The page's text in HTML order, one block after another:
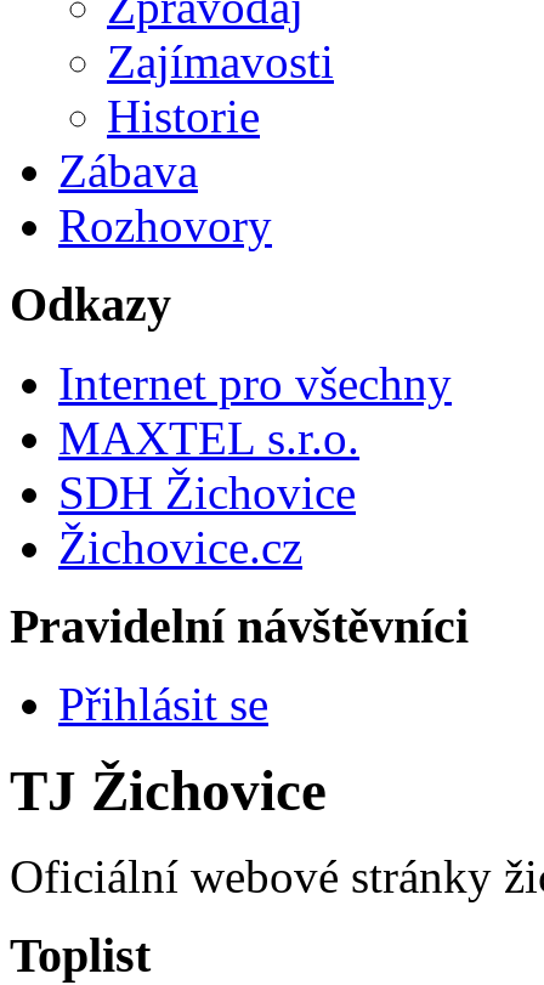
Zajímavosti
Historie
Zábava
Rozhovory
Odkazy
Internet pro všechny
MAXTEL s.r.o.
SDH Žichovice
Žichovice.cz
Pravidelní návštěvníci
Přihlásit se
TJ Žichovice
Oficiální webové stránky
Toplist